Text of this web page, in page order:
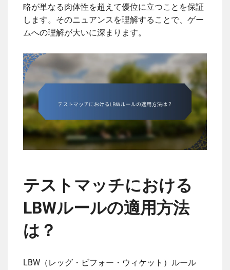
略が単なる肉体性を超えて優位に立つことを保証
します。そのニュアンスを理解することで、ゲー
ムへの理解が大いに深まります。
テストマッチにおける
LBWルールの適用方法
は？
LBW（レッグ・ビフォー・ウィケット）ルール